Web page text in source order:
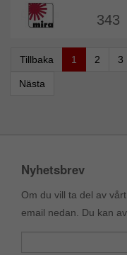
343
Tillbaka 1 2 3
Nästa
Nyhetsbrev
Om du vill ta del av
email nedan. Du kan